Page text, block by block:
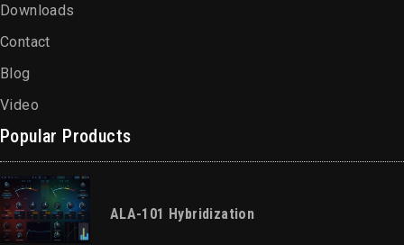
Downloads
Contact
Blog
Video
Popular Products
ALA-101 Hybridization